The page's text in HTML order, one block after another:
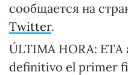
сообщается на
Twitter.
ÚLTIMA HORA:
definitivo el primer